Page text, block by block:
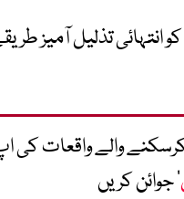
انتہائی تذلیل آمیز
کرسکنے والے واقعات
‘ جوائن کریں